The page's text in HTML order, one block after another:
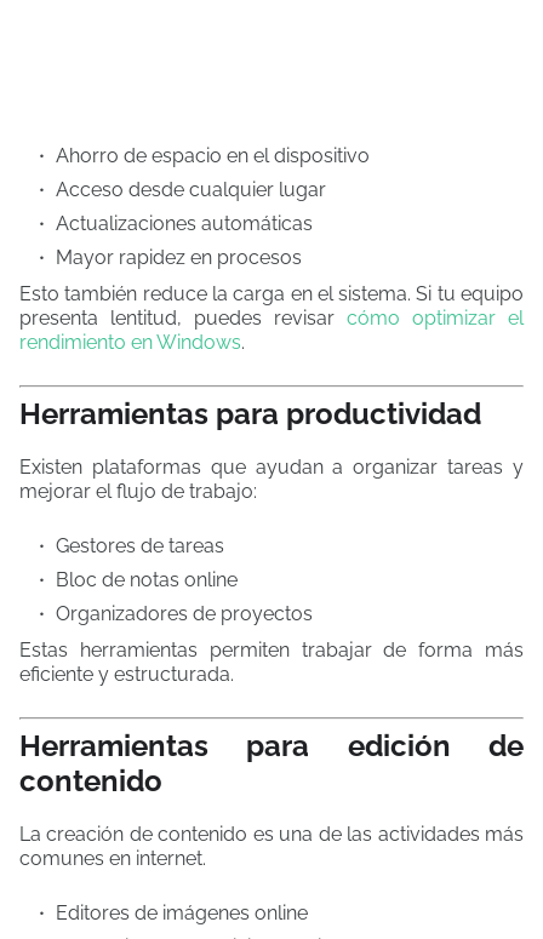
Ahorro de espacio en el dispositivo
Acceso desde cualquier lugar
Actualizaciones automáticas
Mayor rapidez en procesos
Esto también reduce la carga en el sistema. Si tu equipo
presenta lentitud, puedes revisar cómo optimizar el
rendimiento en Windows.
Herramientas para productividad
Existen plataformas que ayudan a organizar tareas y
mejorar el flujo de trabajo:
Gestores de tareas
Bloc de notas online
Organizadores de proyectos
Estas herramientas permiten trabajar de forma más
eficiente y estructurada.
Herramientas para edición de
contenido
La creación de contenido es una de las actividades más
comunes en internet.
Editores de imágenes online